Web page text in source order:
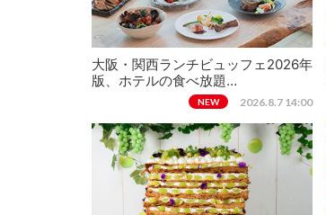
大阪・関西ランチビュッフェ2026年
版、ホテルの食べ放題…
NEW 2026.8.7 14:00